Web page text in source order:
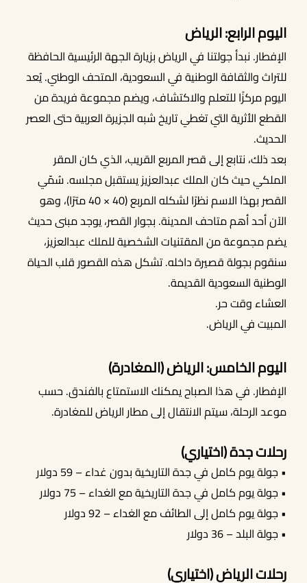
اليوم الرابع: الرياض
الإفطار. نبدأ جولتنا في الرياض بزيارة الجهة الرئيسية الحافظة
للتراث والثقافة الوطنية في السعودية، المتحف الوطني. يُعد
اليوم مركزًا للتعلم والاكتشاف، ويضم مجموعة فريدة من
القطع الأثرية التي تغطي تاريخ شبه الجزيرة العربية حتى العصر
الحديث.
بعد ذلك، نتابع إلى قصر المربع القريب، الذي كان المقر
الملكي حيث كان الملك عبدالعزيز يستقبل مجلسه. سُمّي
القصر بهذا الاسم نظرًا لشكله المربع (40 × 40 مترًا)، وهو
الآن أحد أهم متاحف المدينة. بجوار القصر، يوجد مبنى حديث
يضم مجموعة من المقتنيات الشخصية للملك عبدالعزيز،
سنقوم بجولة قصيرة داخله. تشكل هذه القصور قلب الحياة
الوطنية السعودية القديمة.
العشاء وقت حر.
المبيت في الرياض.
اليوم الخامس: الرياض (المغادرة)
الإفطار. في هذا الصباح يمكنك الاستمتاع بالفندق. حسب
موعد الرحلة، سيتم الانتقال إلى مطار الرياض للمغادرة.
رحلات جدة (اختياري)
• جولة يوم كامل في جدة التاريخية بدون غداء – 59 دولار
• جولة يوم كامل في جدة التاريخية مع الغداء – 75 دولار
• جولة يوم كامل إلى الطائف مع الغداء – 92 دولار
• جولة البلد – 36 دولار
رحلات الرياض (اختياري)